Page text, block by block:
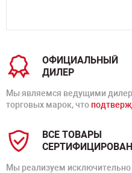
ОФИЦИАЛЬНЫЙ
ДИЛЕР
Мы являемся ведущими
торговых марок, что
ВСЕ ТОВАРЫ
Мы реализуем